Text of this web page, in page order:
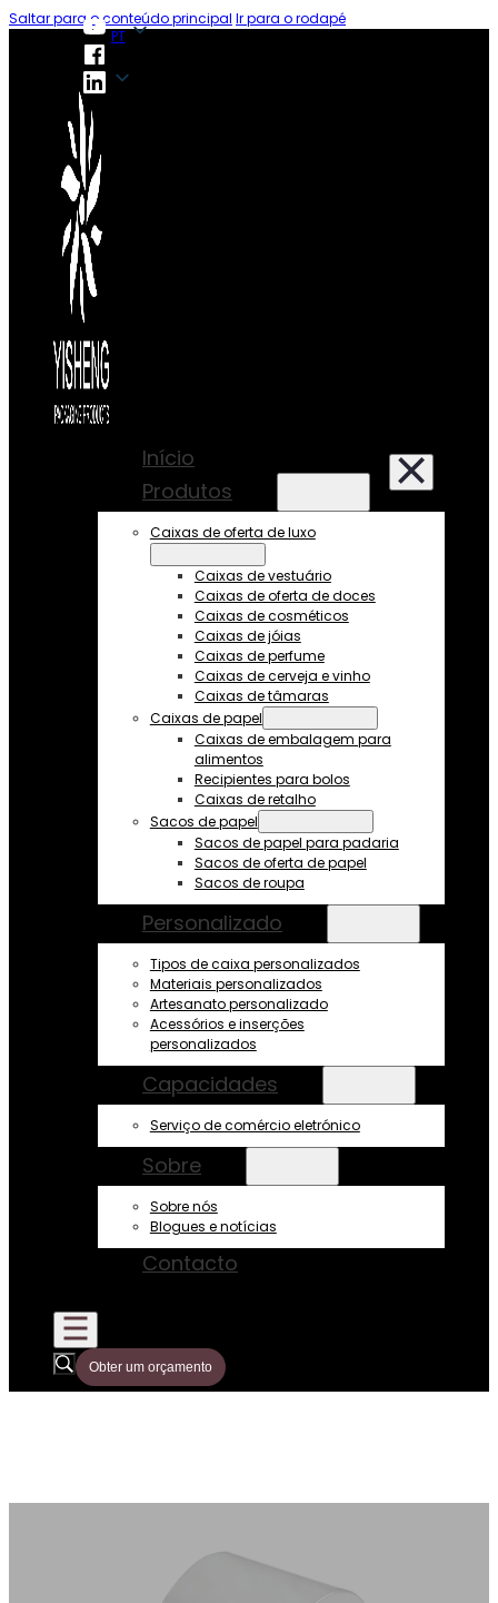
Saltar para o conteúdo principal Ir para o rodapé
PT
Início
Produtos
Caixas de oferta de luxo
Caixas de vestuário
Caixas de oferta de doces
Caixas de cosméticos
Caixas de jóias
Caixas de perfume
Caixas de cerveja e vinho
Caixas de tâmaras
Caixas de papel
Caixas de embalagem para
alimentos
Recipientes para bolos
Caixas de retalho
Sacos de papel
Sacos de papel para padaria
Sacos de oferta de papel
Sacos de roupa
Personalizado
Tipos de caixa personalizados
Materiais personalizados
Artesanato personalizado
Acessórios e inserções
personalizados
Capacidades
Serviço de comércio eletrónico
Sobre
Sobre nós
Blogues e notícias
Contacto
Obter um orçamento